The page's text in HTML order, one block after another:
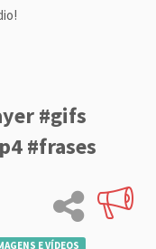
#gifs
#frases
E VÍDEOS